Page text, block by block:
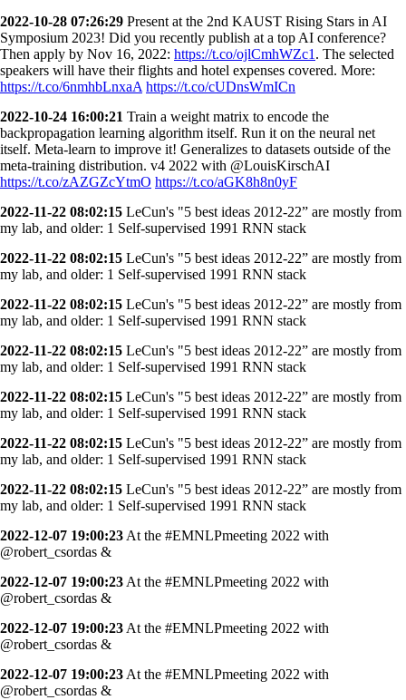
2022-10-28 07:26:29 Present at the 2nd KAUST Rising Stars in AI
Symposium 2023! Did you recently publish at a top AI conference?
Then apply by Nov 16, 2022: https://t.co/ojlCmhWZc1 . The selected
speakers will have their flights and hotel expenses covered. More:
https://t.co/6nmhbLnxaA https://t.co/cUDnsWmICn
2022-10-24 16:00:21 Train a weight matrix to encode the
backpropagation learning algorithm itself. Run it on the neural net
itself. Meta-learn to improve it! Generalizes to datasets outside of the
meta-training distribution. v4 2022 with @LouisKirschAI
https://t.co/zAZGZcYtmO https://t.co/aGK8h8n0yF
2022-11-22 08:02:15 LeCun's "5 best ideas 2012-22” are mostly from
my lab, and older: 1 Self-supervised 1991 RNN stack
2022-11-22 08:02:15 LeCun's "5 best ideas 2012-22” are mostly from
my lab, and older: 1 Self-supervised 1991 RNN stack
2022-11-22 08:02:15 LeCun's "5 best ideas 2012-22” are mostly from
my lab, and older: 1 Self-supervised 1991 RNN stack
2022-11-22 08:02:15 LeCun's "5 best ideas 2012-22” are mostly from
my lab, and older: 1 Self-supervised 1991 RNN stack
2022-11-22 08:02:15 LeCun's "5 best ideas 2012-22” are mostly from
my lab, and older: 1 Self-supervised 1991 RNN stack
2022-11-22 08:02:15 LeCun's "5 best ideas 2012-22” are mostly from
my lab, and older: 1 Self-supervised 1991 RNN stack
2022-11-22 08:02:15 LeCun's "5 best ideas 2012-22” are mostly from
my lab, and older: 1 Self-supervised 1991 RNN stack
2022-12-07 19:00:23 At the #EMNLPmeeting 2022 with
@robert_csordas &
2022-12-07 19:00:23 At the #EMNLPmeeting 2022 with
@robert_csordas &
2022-12-07 19:00:23 At the #EMNLPmeeting 2022 with
@robert_csordas &
2022-12-07 19:00:23 At the #EMNLPmeeting 2022 with
@robert_csordas &